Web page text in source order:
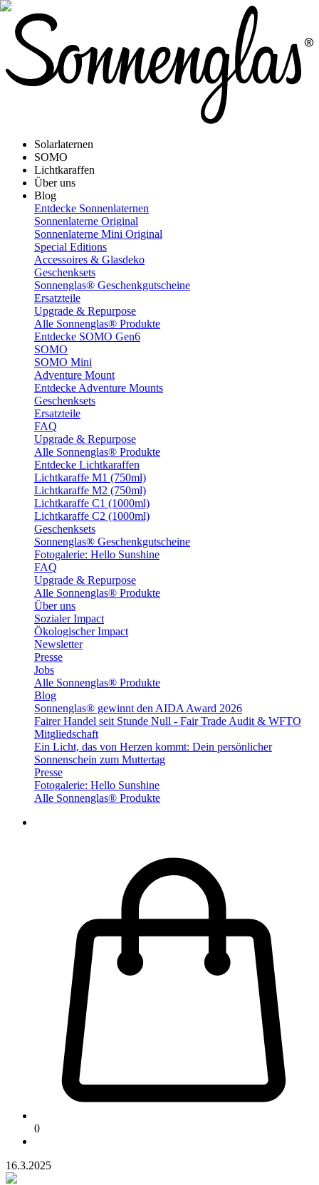
Solarlaternen
SOMO
Lichtkaraffen
Über uns
Blog
Entdecke Sonnenlaternen
Sonnenlaterne Original
Sonnenlaterne Mini Original
Special Editions
Accessoires & Glasdeko
Geschenksets
Sonnenglas® Geschenkgutscheine
Ersatzteile
Upgrade & Repurpose
Alle Sonnenglas® Produkte
Entdecke SOMO Gen6
SOMO
SOMO Mini
Adventure Mount
Entdecke Adventure Mounts
Geschenksets
Ersatzteile
FAQ
Upgrade & Repurpose
Alle Sonnenglas® Produkte
Entdecke Lichtkaraffen
Lichtkaraffe M1 (750ml)
Lichtkaraffe M2 (750ml)
Lichtkaraffe C1 (1000ml)
Lichtkaraffe C2 (1000ml)
Geschenksets
Sonnenglas® Geschenkgutscheine
Fotogalerie: Hello Sunshine
FAQ
Upgrade & Repurpose
Alle Sonnenglas® Produkte
Über uns
Sozialer Impact
Ökologischer Impact
Newsletter
Presse
Jobs
Alle Sonnenglas® Produkte
Blog
Sonnenglas® gewinnt den AIDA Award 2026
Fairer Handel seit Stunde Null - Fair Trade Audit & WFTO
Mitgliedschaft
Ein Licht, das von Herzen kommt: Dein persönlicher
Sonnenschein zum Muttertag
Presse
Fotogalerie: Hello Sunshine
Alle Sonnenglas® Produkte
0
16.3.2025